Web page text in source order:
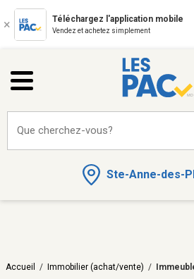
Téléchargez l'application mobile
Vendez et achetez simplement
Ste-Anne-des-
Que cherchez-vous?
Accueil / Immobilier (achat/vente) /